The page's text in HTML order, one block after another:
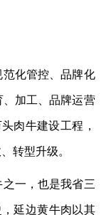
化管控、品牌化
加工、品牌运营
肉牛建设工程，
转型升级。
一，也是我省三
延边黄牛肉以其